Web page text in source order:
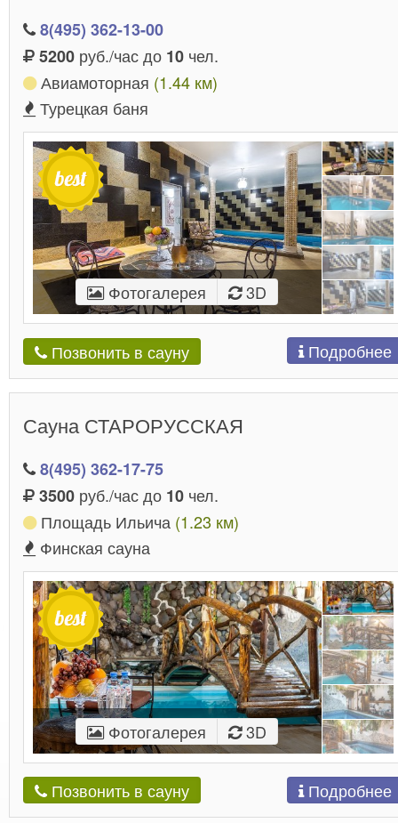
8(495) 362-13-00
5200 руб./час до 10 чел.
Авиамоторная (1.44 км)
Турецкая баня
Фотогалерея 3D
Позвонить в сауну Подробнее
Сауна СТАРОРУССКАЯ
8(495) 362-17-75
3500 руб./час до 10 чел.
Площадь Ильича (1.23 км)
Финская сауна
Фотогалерея 3D
Позвонить в сауну Подробнее